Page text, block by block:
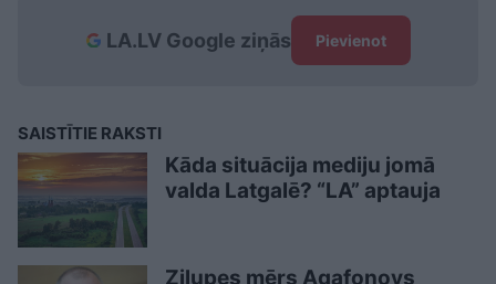
LA.LV Google ziņās Pievienot
SAISTĪTIE RAKSTI
Kāda situācija mediju jomā
valda Latgalē? “LA” aptauja
Zilupes mērs Agafonovs